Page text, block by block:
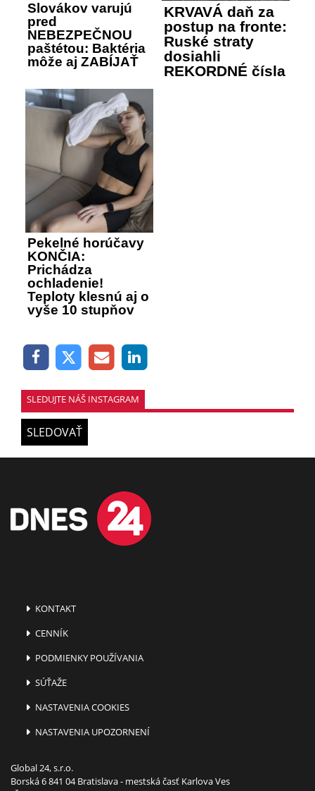
Slovákov varujú
pred
NEBEZPEČNOU
paštétou: Baktéria
môže aj ZABÍJAŤ
KRVAVÁ daň za
postup na fronte:
Ruské straty
dosiahli
REKORDNÉ čísla
Pekelné horúčavy
KONČIA:
Prichádza
ochladenie!
Teploty klesnú aj o
vyše 10 stupňov
SLEDUJTE NÁŠ INSTAGRAM
SLEDOVAŤ
KONTAKT
CENNÍK
PODMIENKY POUŽÍVANIA
SÚŤAŽE
NASTAVENIA COOKIES
NASTAVENIA UPOZORNENÍ
Global 24, s.r.o.
Borská 6 841 04 Bratislava - mestská časť Karlova Ves